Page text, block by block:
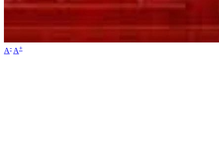
A- A+